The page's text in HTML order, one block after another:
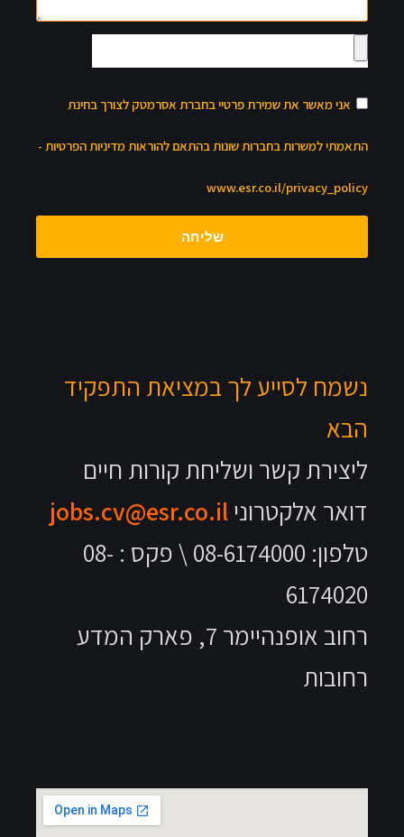
אני מאשר את שמירת פרטיי בחברת אסרמטק לצורך בחינת
התאמתי למשרות בחברות שונות בהתאם להוראות מדיניות הפרטיות -
www.esr.co.il/privacy_policy
שליחה
נשמח לסייע לך במציאת התפקיד
הבא
ליצירת קשר ושליחת קורות חיים
דואר אלקטרוניjobs.cv@esr.co.il
טלפון: 08-6174000 \ פקס : 08-
6174020
רחוב אופנהיימר 7, פארק המדע
רחובות